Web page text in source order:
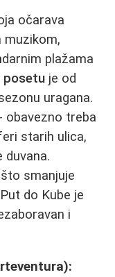
očarava
muzikom,
plažama
posetu je od
uragana.
obavezno treba
starih ulica,
smanjuje
do Kube je
i